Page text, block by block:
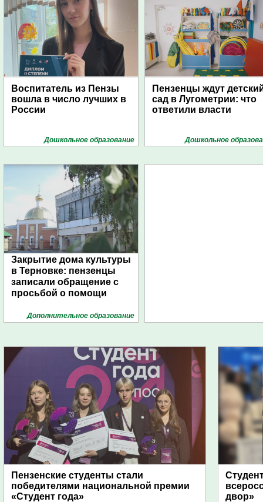
Воспитатель из Пензы
вошла в число лучших в
России
Дошкольное образование
Пензенцы ждут
сад в Лугометрии: что
ответили власти
Дошкольное
Закрытие дома культуры
в Терновке: пензенцы
записали обращение с
просьбой о помощи
Дополнительное образование
Пензенские студенты стали
победителями национальной премии
«Студент года»
двор»